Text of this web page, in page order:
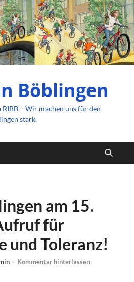
Böblingen
– Wir machen uns für den
stark.
am 15.
für
und Toleranz!
- Kommentar hinterlassen